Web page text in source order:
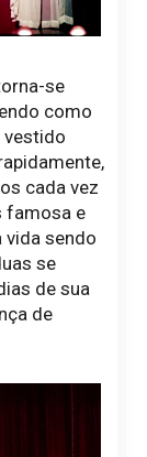
se
como
vestido
cada vez
famosa e
vida sendo
se
de sua
de